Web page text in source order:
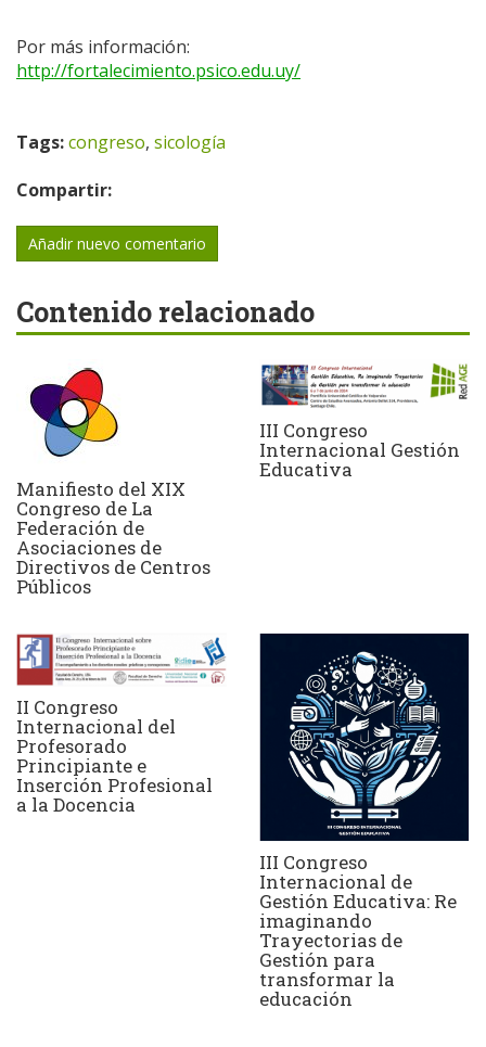
Por más información:
http://fortalecimiento.psico.edu.uy/
Tags:congreso, sicología
Compartir:
Añadir nuevo comentario
Contenido relacionado
Manifiesto del XIX
Congreso de La
Federación de
Asociaciones de
Directivos de Centros
Públicos
III Congreso
Internacional Gestión
Educativa
II Congreso
Internacional del
Profesorado
Principiante e
Inserción Profesional
a la Docencia
III Congreso
Internacional de
Gestión Educativa: Re
imaginando
Trayectorias de
Gestión para
transformar la
educación